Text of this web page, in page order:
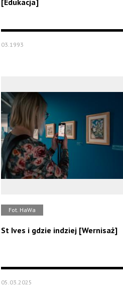
[Edukacja]
03.1993
Fot. HaWa
St Ives i gdzie indziej [Wernisaż]
05.03.2025